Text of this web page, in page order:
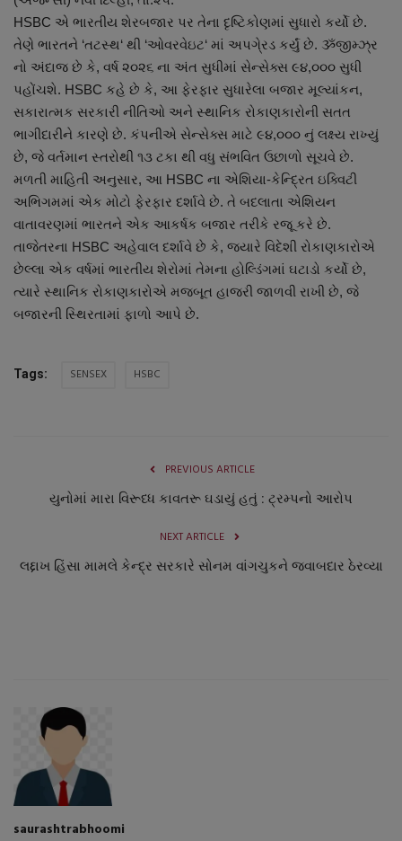
About Author
Contact
Dipotsav Special
આંતરરાષ્ટ્રીય
રાષ્ટ્રીય
ગુજરાત
જુનાગઢ
બજારના સમાચાર
રાશિફળ
HSBC એ ભારતીય શેરબજાર પર તેના દૃષ્ટિકોણમાં સુધારો કર્યો છે.
તેણે ભારતને ‘તટસ્થ‘ થી ‘ઓવરવેઇટ‘ માં અપગે્રડ કર્યું છે. ૐજીમ્ઝ્ર
નો અંદાજ છે કે, વર્ષ ૨૦૨૬ ના અંત સુધીમાં સેન્સેક્સ ૯૪,૦૦૦ સુધી
પહોંચશે. HSBC કહે છે કે, આ ફેરફાર સુધારેલા બજાર મૂલ્યાંકન,
સકારાત્મક સરકારી નીતિઓ અને સ્થાનિક રોકાણકારોની સતત
ભાગીદારીને કારણે છે. કંપનીએ સેન્સેક્સ માટે ૯૪,૦૦૦ નું લક્ષ્ય રાખ્યું
છે, જે વર્તમાન સ્તરોથી ૧૩ ટકા થી વધુ સંભવિત ઉછાળો સૂચવે છે.
મળતી માહિતી અનુસાર, આ HSBC ના એશિયા-કેન્દ્રિત ઇક્વિટી
અભિગમમાં એક મોટો ફેરફાર દર્શાવે છે. તે બદલાતા એશિયન
વાતાવરણમાં ભારતને એક આકર્ષક બજાર તરીકે રજૂ કરે છે.
તાજેતરના HSBC અહેવાલ દર્શાવે છે કે, જ્યારે વિદેશી રોકાણકારોએ
છેલ્લા એક વર્ષમાં ભારતીય શેરોમાં તેમના હોલ્ડિંગમાં ઘટાડો કર્યો છે,
ત્યારે સ્થાનિક રોકાણકારોએ મજબૂત હાજરી જાળવી રાખી છે, જે
બજારની સ્થિરતામાં ફાળો આપે છે.
Tags: SENSEX HSBC
PREVIOUS ARTICLE
યુનોમાં મારા વિરૂધ્ધ કાવતરૂ ઘડાયું હતું : ટ્રમ્પનો આરોપ
NEXT ARTICLE
લદ્દાખ હિંસા મામલે કેન્દ્ર સરકારે સોનમ વાંગચુકને જવાબદાર ઠેરવ્યા
saurashtrabhoomi